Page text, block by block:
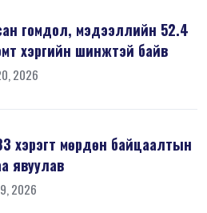
гомдол, мэдээллийн 52.4
хэргийн шинжтэй байв
2026
хэрэгт мөрдөн байцаалтын
явуулав
2026